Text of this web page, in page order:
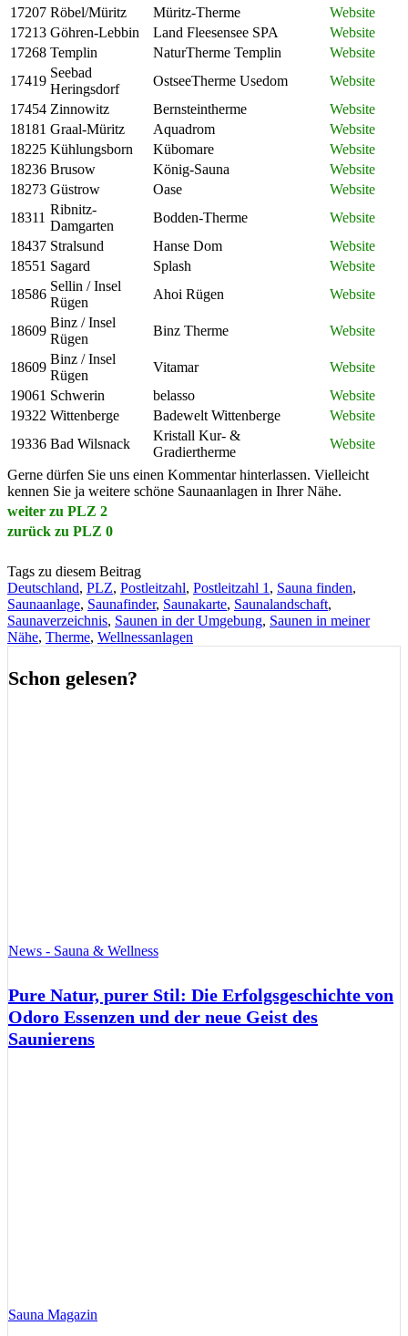
17207 Röbel/Müritz Müritz-Therme
Website
17213 Göhren-Lebbin Land Fleesensee SPA
Website
17268 Templin NaturTherme Templin
Website
17419
Seebad
Heringsdorf
OstseeTherme Usedom
Website
17454 Zinnowitz Bernsteintherme
Website
18181 Graal-Müritz Aquadrom
Website
18225 Kühlungsborn Kübomare
Website
18236 Brusow König-Sauna
Website
18273 Güstrow Oase
Website
18311
Ribnitz-
Damgarten
Bodden-Therme
Website
18437 Stralsund Hanse Dom
Website
18551 Sagard Splash
Website
18586
Sellin / Insel
Rügen
Ahoi Rügen Website
18609
Binz / Insel
Rügen
Binz Therme Website
18609
Binz / Insel
Rügen
Vitamar
Website
19061 Schwerin belasso
Website
19322 Wittenberge Badewelt Wittenberge
Website
19336 Bad Wilsnack
Kristall Kur- &
Gradiertherme
Website
Gerne dürfen Sie uns einen Kommentar hinterlassen. Vielleicht
kennen Sie ja weitere schöne Saunaanlagen in Ihrer Nähe.
weiter zu PLZ 2
zurück zu PLZ 0
Tags zu diesem Beitrag
Deutschland, PLZ, Postleitzahl, Postleitzahl 1 , Sauna finden,
Saunaanlage, Saunafinder, Saunakarte, Saunalandschaft,
Saunaverzeichnis, Saunen in der Umgebung, Saunen in meiner
Nähe, Therme, Wellnessanlagen
Schon gelesen?
News - Sauna & Wellness
Pure Natur, purer Stil: Die Erfolgsgeschichte von
Odoro Essenzen und der neue Geist des
Saunierens
Sauna Magazin